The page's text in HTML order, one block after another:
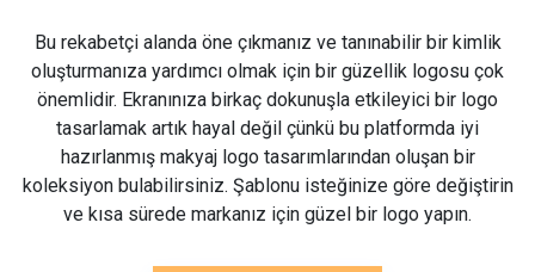
Bu rekabetçi alanda öne çıkmanız ve tanınabilir bir kimlik
oluşturmanıza yardımcı olmak için bir güzellik logosu çok
önemlidir. Ekranınıza birkaç dokunuşla etkileyici bir logo
tasarlamak artık hayal değil çünkü bu platformda iyi
hazırlanmış makyaj logo tasarımlarından oluşan bir
koleksiyon bulabilirsiniz. Şablonu isteğinize göre değiştirin
ve kısa sürede markanız için güzel bir logo yapın.